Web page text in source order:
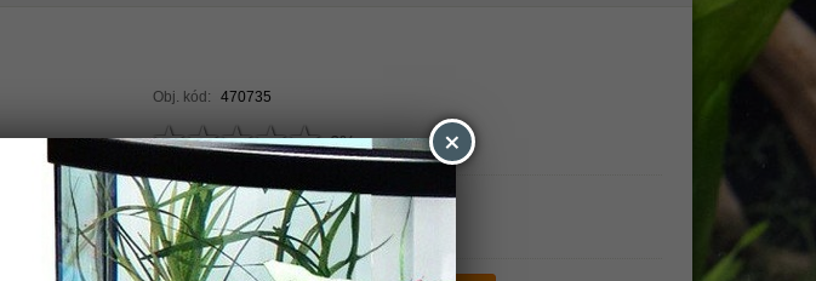
Obj. kód: 470735
0%
Vaše cena: 154,00Kč
127,27Kč bez DPH 21 %
×